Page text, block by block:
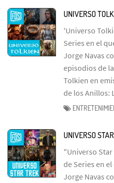
UNIVERSO
'Universo
Series en el
Jorge Navas
episodios de
Tolkien en
de los Anillos:
UNIVERSO
"Universo
de Series en
Jorge Navas